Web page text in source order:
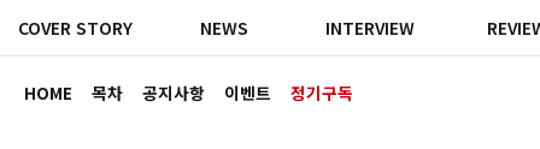
HOME 목차 공지사항 이벤트 정기구독
COVER STORY NEWS INTERVIEW